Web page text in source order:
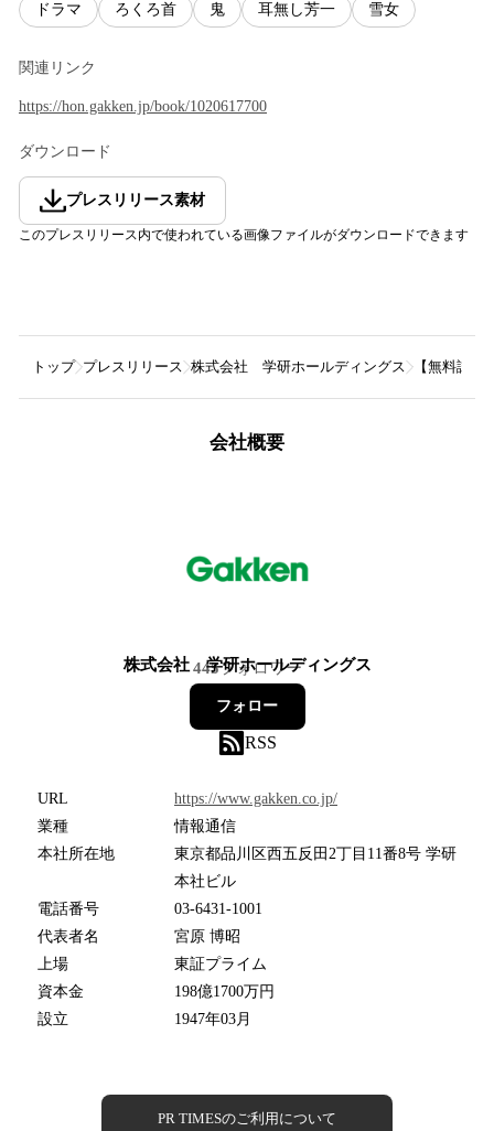
ドラマ ろくろ首 鬼 耳無し芳一 雪女
関連リンク
https://hon.gakken.jp/book/1020617700
ダウンロード
プレスリリース素材
このプレスリリース内で使われている画像ファイルがダウンロードできます
トップ プレスリリース 株式会社 学研ホールディングス 【無料試
会社概要
株式会社 学研ホールディングス
445フォロワー
フォロー
RSS
URL
https://www.gakken.co.jp/
業種
情報通信
本社所在地
東京都品川区西五反田2丁目11番8号 学研
本社ビル
電話番号
03-6431-1001
代表者名
宮原 博昭
上場
東証プライム
資本金
198億1700万円
設立
1947年03月
PR TIMESのご利用について